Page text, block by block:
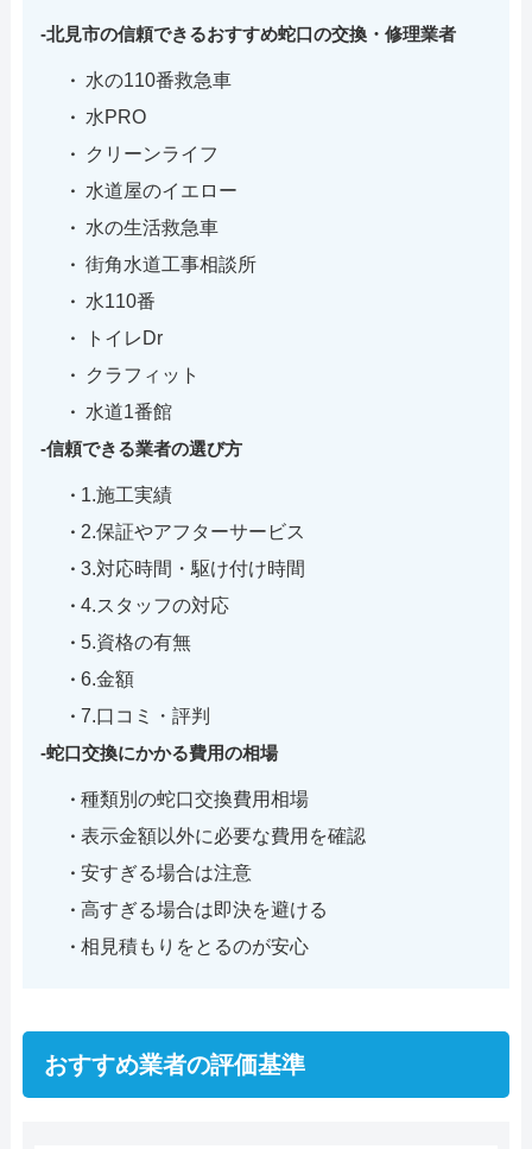
北見市の信頼できるおすすめ蛇口の交換・修理業者
水の110番救急車
水PRO
クリーンライフ
水道屋のイエロー
水の生活救急車
街角水道工事相談所
水110番
トイレDr
クラフィット
水道1番館
信頼できる業者の選び方
1.施工実績
2.保証やアフターサービス
3.対応時間・駆け付け時間
4.スタッフの対応
5.資格の有無
6.金額
7.口コミ・評判
蛇口交換にかかる費用の相場
種類別の蛇口交換費用相場
表示金額以外に必要な費用を確認
安すぎる場合は注意
高すぎる場合は即決を避ける
相見積もりをとるのが安心
おすすめ業者の評価基準